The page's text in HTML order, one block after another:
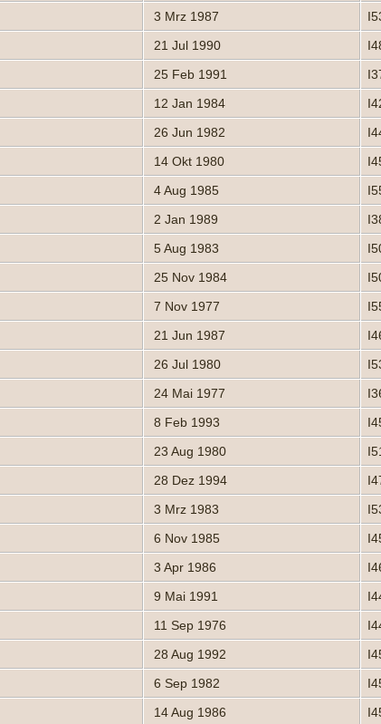
3 Mrz 1987
21 Jul 1990
25 Feb 1991
12 Jan 1984
26 Jun 1982
14 Okt 1980
4 Aug 1985
2 Jan 1989
5 Aug 1983
25 Nov 1984
7 Nov 1977
21 Jun 1987
26 Jul 1980
24 Mai 1977
8 Feb 1993
23 Aug 1980
28 Dez 1994
3 Mrz 1983
6 Nov 1985
3 Apr 1986
9 Mai 1991
11 Sep 1976
28 Aug 1992
6 Sep 1982
14 Aug 1986